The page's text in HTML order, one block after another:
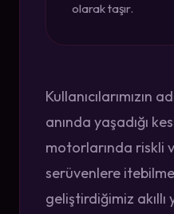
olarak taşır.
Kullanıcılarımızın
anında yaşadığı
motorlarında riskli
serüvenlere
geliştirdiğimiz